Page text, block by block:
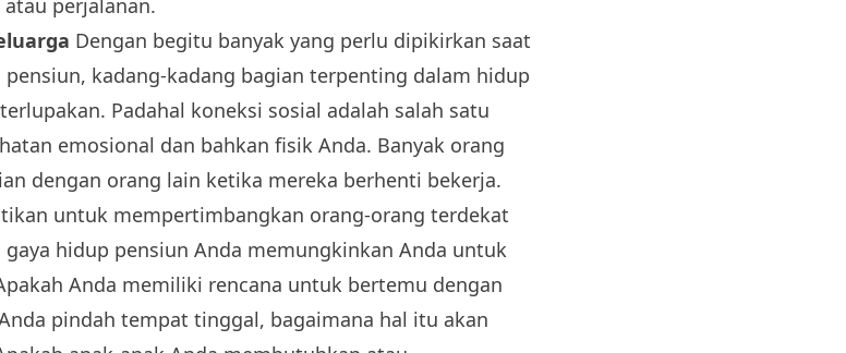
perjalanan.
Dengan begitu banyak yang perlu dipikirkan saat
kadang-kadang bagian terpenting dalam hidup
Padahal koneksi sosial adalah salah satu
emosional dan bahkan fisik Anda. Banyak orang
dengan orang lain ketika mereka berhenti bekerja.
untuk mempertimbangkan orang-orang terdekat
hidup pensiun Anda memungkinkan Anda untuk
Anda memiliki rencana untuk bertemu dengan
pindah tempat tinggal, bagaimana hal itu akan